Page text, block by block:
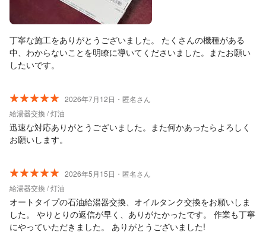
丁寧な施工をありがとうございました。 たくさんの機種がある
中、わからないことを明瞭に導いてくださいました。またお願い
したいです。
2026年7月12日・匿名さん
給湯器交換 / 灯油
迅速な対応ありがとうございました。また何かあったらよろしく
お願いします。
2026年5月15日・匿名さん
給湯器交換 / 灯油
オートタイプの石油給湯器交換、オイルタンク交換をお願いしま
した。 やりとりの返信が早く、ありがたかったです。 作業も丁寧
にやっていただきました。 ありがとうございました!